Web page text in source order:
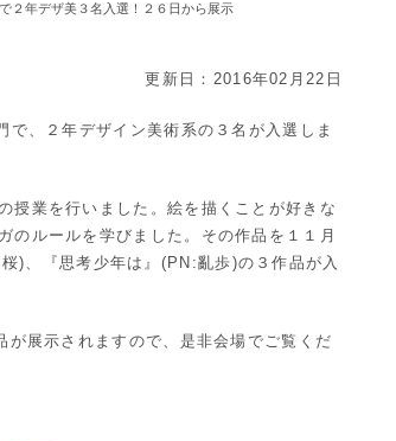
２年デザ美３名入選！２６日から展示
更新日：2016年02月22日
で、２年デザイン美術系の３名が入選しま
授業を行いました。絵を描くことが好きな
のルールを学びました。その作品を１１月
)、『思考少年は』(PN:亂歩)の３作品が入
展示されますので、是非会場でご覧くだ